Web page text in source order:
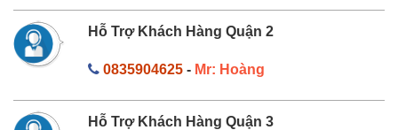
Hỗ Trợ Khách Hàng Quận 2
0835904625- Mr: Hoàng
Hỗ Trợ Khách Hàng Quận 3